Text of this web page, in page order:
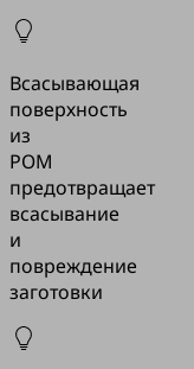
Всасывающая
поверхность
из
РОМ
предотвращает
всасывание
и
повреждение
заготовки